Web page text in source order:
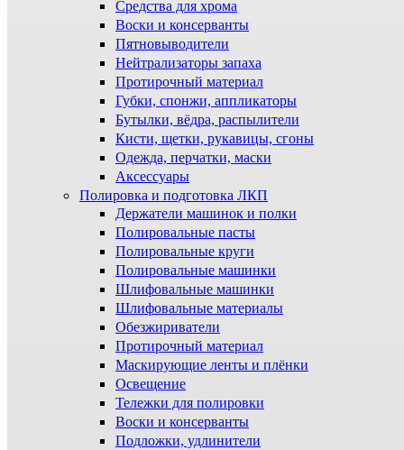
Средства для хрома
Воски и консерванты
Пятновыводители
Нейтрализаторы запаха
Протирочный материал
Губки, спонжи, аппликаторы
Бутылки, вёдра, распылители
Кисти, щетки, рукавицы, сгоны
Одежда, перчатки, маски
Аксессуары
Полировка и подготовка ЛКП
Держатели машинок и полки
Полировальные пасты
Полировальные круги
Полировальные машинки
Шлифовальные машинки
Шлифовальные материалы
Обезжириватели
Протирочный материал
Маскирующие ленты и плёнки
Освещение
Тележки для полировки
Воски и консерванты
Подложки, удлинители